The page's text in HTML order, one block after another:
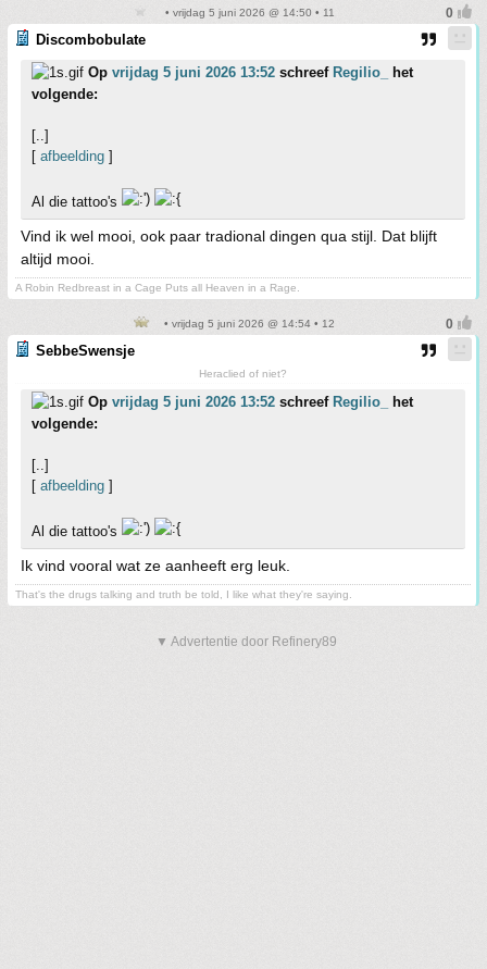
• vrijdag 5 juni 2026 @ 14:50 • 11
Discombobulate
Op vrijdag 5 juni 2026 13:52 schreef Regilio_
het
volgende:
[..]
[ afbeelding ]
Al die tattoo's
Vind ik wel mooi, ook paar tradional dingen qua stijl. Dat blijft
altijd mooi.
A Robin Redbreast in a Cage Puts all Heaven in a Rage.
• vrijdag 5 juni 2026 @ 14:54 • 12
SebbeSwensje
Heraclied of niet?
Op vrijdag 5 juni 2026 13:52 schreef Regilio_
het
volgende:
[..]
[ afbeelding ]
Al die tattoo's
Ik vind vooral wat ze aanheeft erg leuk.
That's the drugs talking and truth be told, I like what they're saying.
▼ Advertentie door Refinery89